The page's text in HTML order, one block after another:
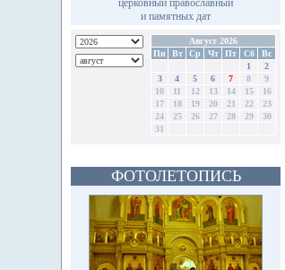
церковный православный
и памятных дат
Август 2026
Пн
Вт Ср Чт Пт Сб
Вс
1
2
3
4 5 6 7 8
9
10
11 12 13 14 15
16
17
18 19 20 21 22
23
24
25 26 27 28 29
30
31
ФОТОЛЕТОПИСЬ